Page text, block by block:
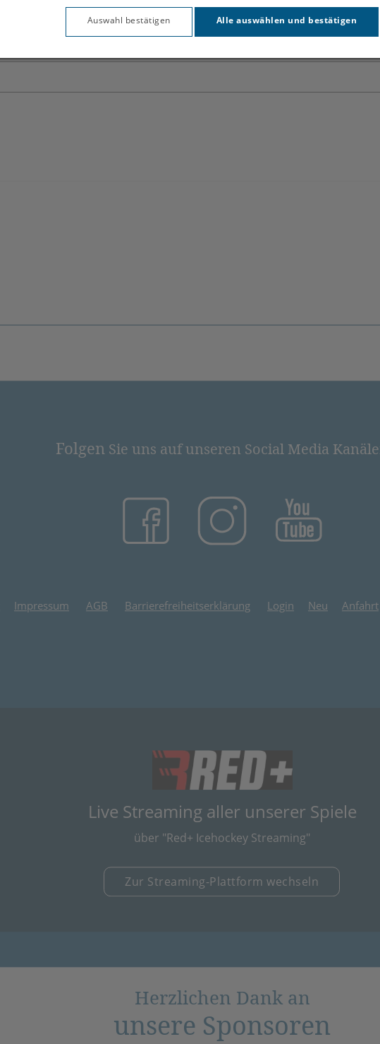
Folgen Sie uns auf unseren Social Media
(öffnet in neuem Tab)(öffnet in neuem Tab)
Impressum AGB Barrierefreiheitserklärung Login Neu Anfahrt
Live Streaming aller unserer Spiele
über "Red+ Icehockey Streaming"
Zur Streaming-Plattform wechseln
Herzlichen Dank an
unsere Sponsoren
Auswahl bestätigen Alle auswählen und bestätigen